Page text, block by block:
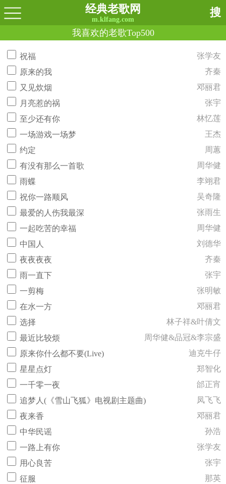
经典老歌网
m.klfang.com
搜
我喜欢的老歌Top500
祝福
张学友
原来的我
齐秦
又见炊烟
邓丽君
月亮惹的祸
张宇
至少还有你
林忆莲
一场游戏一场梦
王杰
约定
周蕙
有没有那么一首歌
周华健
雨蝶
李翊君
祝你一路顺风
吴奇隆
最爱的人伤我最深
张雨生
一起吃苦的幸福
周华健
中国人
刘德华
夜夜夜夜
齐秦
雨一直下
张宇
一剪梅
张明敏
在水一方
邓丽君
选择
林子祥&叶倩文
最近比较烦
周华健&品冠&李宗盛
原来你什么都不要(Live)
迪克牛仔
星星点灯
郑智化
一千零一夜
邰正宵
追梦人(《雪山飞狐》电视剧主题曲)
凤飞飞
夜来香
邓丽君
中华民谣
孙浩
一路上有你
张学友
用心良苦
张宇
征服
那英